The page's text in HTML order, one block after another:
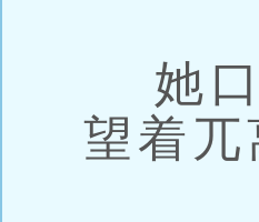
她口
望着